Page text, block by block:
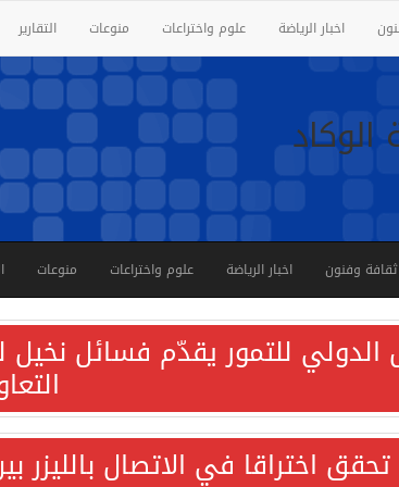
اخبار الرياضة علوم واختراعات منوعات التقارير
ثقافة وفنون اخبار الرياضة علوم واختراعات منوعات
للتمور يقدّم فسائل نخيل
اختراقا في الاتصال بالليزر